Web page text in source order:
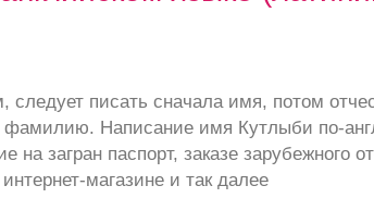
следует писать сначала имя, потом
Написание имя Кутлыби по-
на загран паспорт, заказе зарубежного
магазине и так далее